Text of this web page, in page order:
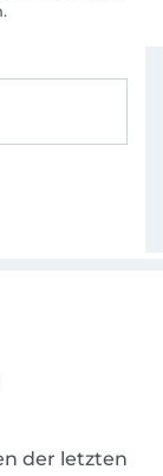
der letzten